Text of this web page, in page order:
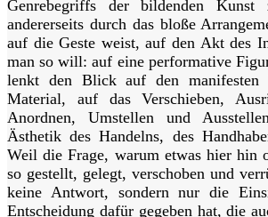
Genrebegriffs der bildenden Kunst
andererseits durch das bloße
auf die Geste weist, auf den Akt des
man so will: auf eine performative
lenkt den Blick auf den manifesten
Material, auf das Verschieben,
Anordnen, Umstellen und
Ästhetik des Handelns, des
Weil die Frage, warum etwas hier hin
so gestellt, gelegt, verschoben und
keine Antwort, sondern nur die
Entscheidung dafür gegeben hat, die